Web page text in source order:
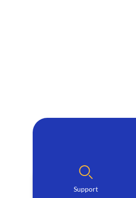
Support